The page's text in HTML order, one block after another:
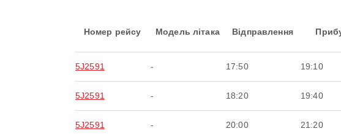
Номер рейсу Модель літака Відправлення
5J2591 - 17:50 19:10
5J2591 - 18:20 19:40
5J2591 - 20:00 21:20